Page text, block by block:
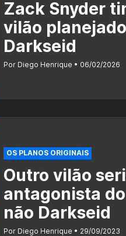
Zack Snyder
vilão
Darkseid
Por Diego Henrique 06/02/2026
OS PLANOS ORIGINAIS
Outro vilão
antagonista
não Darkseid
Por Diego Henrique 29/09/2023